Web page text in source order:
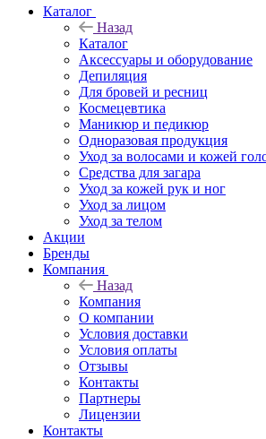
Каталог
Назад
Каталог
Аксессуары и оборудование
Депиляция
Для бровей и ресниц
Космецевтика
Маникюр и педикюр
Одноразовая продукция
Уход за волосами и кожей
Средства для загара
Уход за кожей рук и ног
Уход за лицом
Уход за телом
Акции
Бренды
Компания
Назад
Компания
О компании
Условия доставки
Условия оплаты
Отзывы
Контакты
Партнеры
Лицензии
Контакты